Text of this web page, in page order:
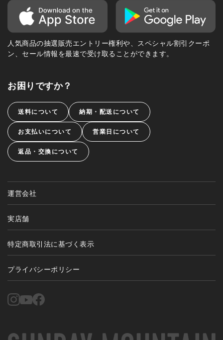
人気商品の抽選販売エントリー権利や、スペシャル割引クーポ
ン、セール情報を最速で受け取ることができます。
お困りですか？
送料について 納期・配送について
お支払いについて 営業日について
返品・交換について
運営会社
実店舗
特定商取引法に基づく表示
プライバシーポリシー